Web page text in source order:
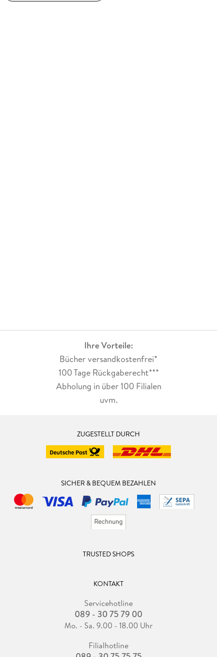
Ihre Vorteile:
Bücher versandkostenfrei*
100 Tage Rückgaberecht***
Abholung in über 100 Filialen
uvm.
ZUGESTELLT DURCH
SICHER & BEQUEM BEZAHLEN
TRUSTED SHOPS
KONTAKT
Servicehotline
089 - 30 75 79 00
Mo. - Sa. 9.00 - 18.00 Uhr
Filialhotline